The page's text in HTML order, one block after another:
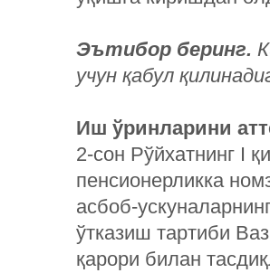
Эътибор беринг.
учун қабул
Иш ўринларини
2-сон Рўйхатнинг I
пенсионерликка
асбоб-
ўтказиш тартиби
қарори билан